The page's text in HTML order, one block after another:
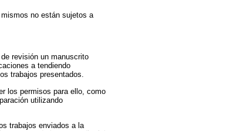
no están sujetos a
revisión un manuscrito
a tendiendo
trabajos presentados.
los permisos para ello, como
utilizando
trabajos enviados a la